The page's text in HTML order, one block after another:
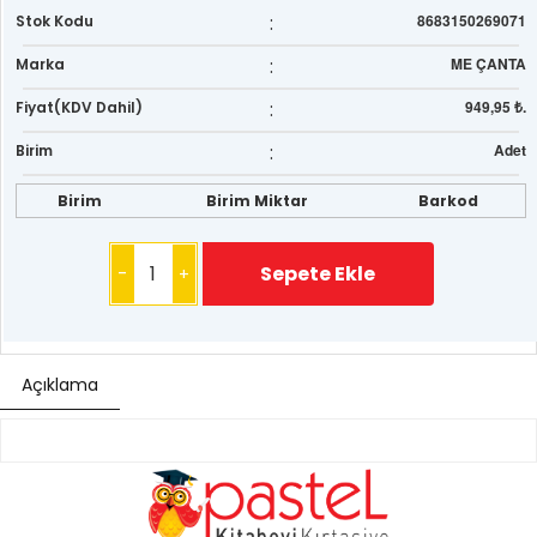
Stok Kodu : 8683150269071
Marka : ME ÇANTA
Fiyat(KDV Dahil) : 949,95 ₺.
Birim : Adet
Birim Birim Miktar Barkod
- +
Açıklama